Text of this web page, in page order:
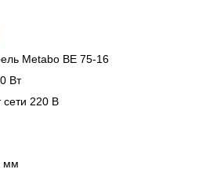
Metabo BE 75-16
Вт
сети 220 В
мм